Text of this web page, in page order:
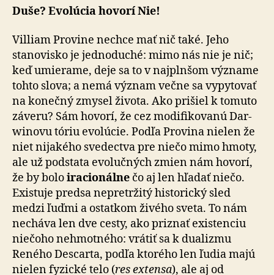
Duše? Evolúcia hovorí Nie!
Villiam Provine nechce mať nič také. Jeho
stanovisko je jednoduché: mimo nás nie je nič;
keď umierame, deje sa to v najplnšom význame
tohto slova; a nemá význam večne sa vypytovať
na konečný zmysel života. Ako prišiel k tomuto
záveru? Sám hovorí, že cez modifikovanú Dar­
wi­no­vu tóriu evolúcie. Podľa Provina nielen že
niet ni­ja­ké­ho svedectva pre niečo mimo hmoty,
ale už podstata evolučných zmien nám hovorí,
že by boloiracionálne čo aj len hľadať niečo.
Existuje predsa nepretržitý historický sled
medzi ľuďmi a ostatkom živého sveta. To nám
ne­chá­va len dve cesty, ako priznať existenciu
niečoho ne­hmot­ného: vrátiť sa k dualizmu
Reného Descarta, podľa kto­ré­ho len ľudia majú
nielen fyzické telo (res extensa), ale aj od